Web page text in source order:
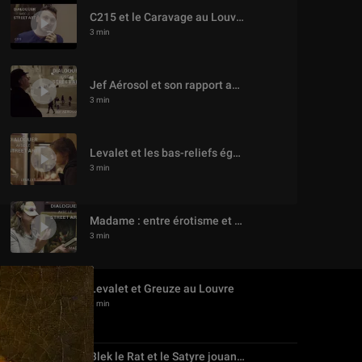
C215 et le Caravage au Louvre
3 min
Jef Aérosol et son rapport au Louvre
3 min
Levalet et les bas-reliefs égyptiens au Louvre
3 min
Madame : entre érotisme et poésie au Louvre
3 min
Levalet et Greuze au Louvre
3 min
Blek le Rat et le Satyre jouant de la flûte au Louvre